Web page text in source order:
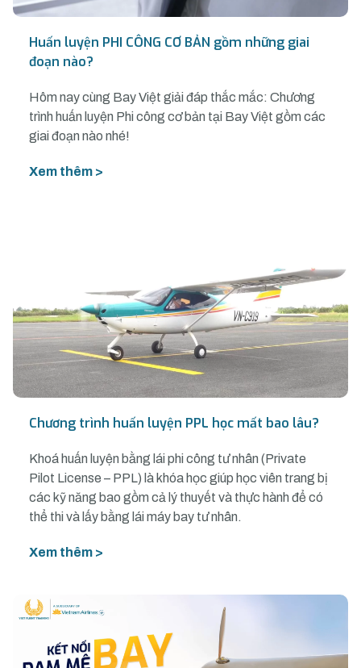
Huấn luyện PHI CÔNG CƠ BẢN gồm những giai
đoạn nào?
Hôm nay cùng Bay Việt giải đáp thắc mắc: Chương
trình huấn luyện Phi công cơ bản tại Bay Việt gồm các
giai đoạn nào nhé!
Xem thêm >
Chương trình huấn luyện PPL học mất bao lâu?
Khoá huấn luyện bằng lái phi công tư nhân (Private
Pilot License – PPL) là khóa học giúp học viên trang bị
các kỹ năng bao gồm cả lý thuyết và thực hành để có
thể thi và lấy bằng lái máy bay tư nhân.
Xem thêm >